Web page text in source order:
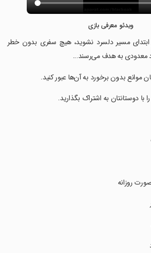
ویدئو معرفی بازی
مسیر دلسرد نشوید، هیچ سفری بدون خطر
معدودی به هدف می‌رسند...
موانع بدون برخورد به آن‌ها عبور کنید.
با دوستانتان به اشتراک بگذارید.
روزانه